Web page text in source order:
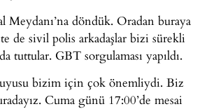
Meydanı’na döndük. Oradan buraya
de sivil polis arkadaşlar bizi sürekli
tuttular. GBT sorgulaması yapıldı.
bizim için çok önemliydi. Biz
Cuma günü 17:00’de mesai